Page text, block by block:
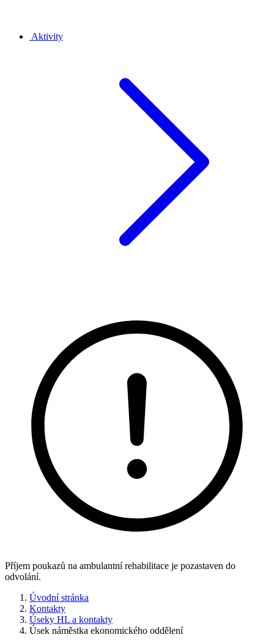
Aktivity
Příjem poukazů na ambulantní rehabilitace je pozastaven do
odvolání.
Úvodní stránka
Kontakty
Úseky HL a kontakty
Úsek náměstka ekonomického oddělení